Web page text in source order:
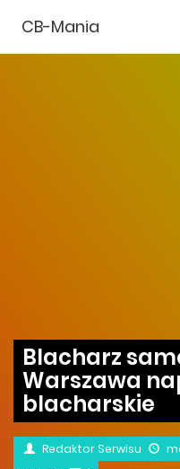
CB-Mania
Blacharz
Warszawa
blacharskie
Redaktor Serwisu